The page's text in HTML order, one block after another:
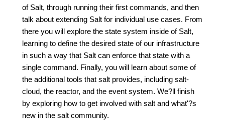
of Salt, through running their first commands, and then
talk about extending Salt for individual use cases. From
there you will explore the state system inside of Salt,
learning to define the desired state of our infrastructure
in such a way that Salt can enforce that state with a
single command. Finally, you will learn about some of
the additional tools that salt provides, including salt-
cloud, the reactor, and the event system. We?ll finish
by exploring how to get involved with salt and what'?s
new in the salt community.